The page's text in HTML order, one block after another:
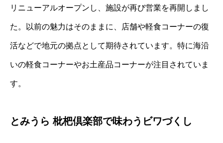
リニューアルオープンし、施設が再び営業を再開しまし
た。以前の魅力はそのままに、店舗や軽食コーナーの復
活などで地元の拠点として期待されています。特に海沿
いの軽食コーナーやお土産品コーナーが注目されていま
す。
とみうら 枇杷倶楽部で味わうビワづくし